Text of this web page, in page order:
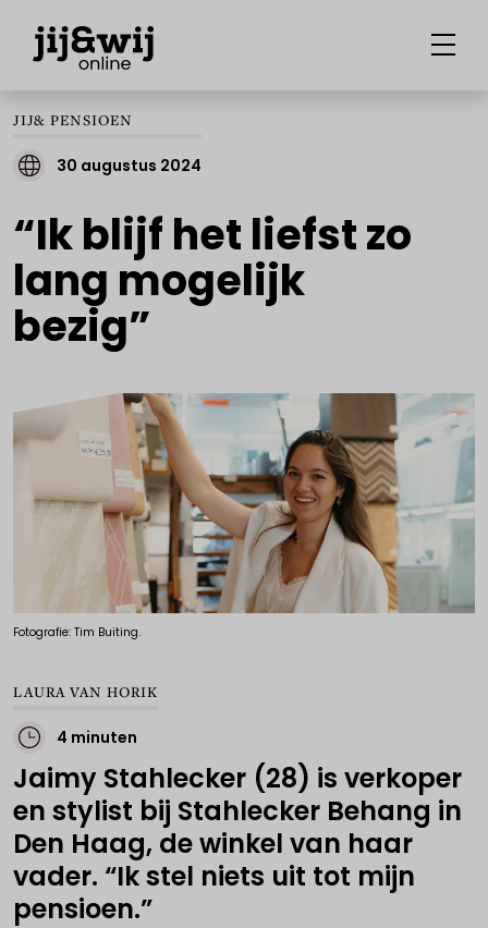
JIJ& PENSIOEN
30 augustus 2024
“Ik blijf het liefst zo
lang mogelijk
bezig”
Fotografie: Tim Buiting.
LAURA VAN HORIK
4 minuten
Jaimy Stahlecker (28) is verkoper
en stylist bij Stahlecker Behang in
Den Haag, de winkel van haar
vader. “Ik stel niets uit tot mijn
pensioen.”